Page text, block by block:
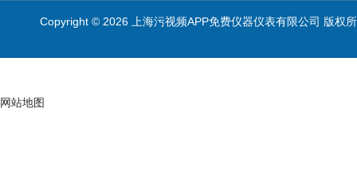
Copyright © 2026 上海污视频APP免费仪器仪表有限公司 版权
网站地图